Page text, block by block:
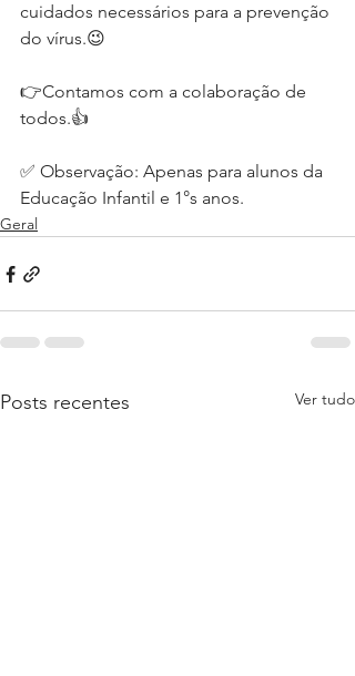
cuidados necessários para a prevenção
do vírus.😉
👉Contamos com a colaboração de
todos.👍
✅ Observação: Apenas para alunos da
Educação Infantil e 1°s anos.
Geral
Posts recentes Ver tudo